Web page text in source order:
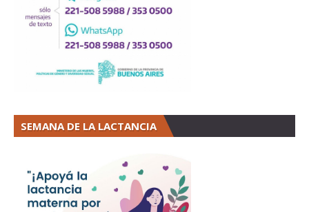
SEMANA DE LA LACTANCIA